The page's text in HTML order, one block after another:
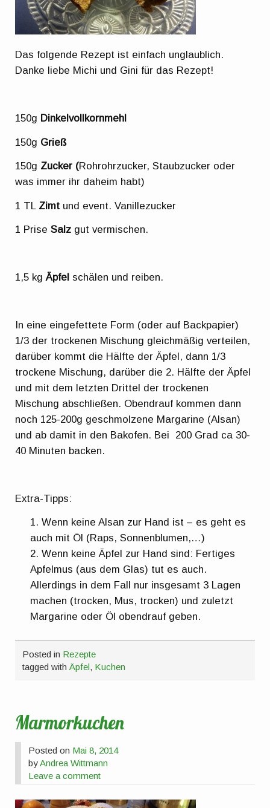
Das folgende Rezept ist einfach unglaublich.
Danke liebe Michi und Gini für das Rezept!
150g Dinkelvollkornmehl
150g Grieß
150g Zucker (Rohrohrzucker, Staubzucker oder
was immer ihr daheim habt)
1 TL Zimt und event. Vanillezucker
1 PriseSalz gut vermischen.
1,5 kg Äpfel schälen und reiben.
In eine eingefettete Form (oder auf Backpapier)
1/3 der trockenen Mischung gleichmäßig verteilen,
darüber kommt die Hälfte der Äpfel, dann 1/3
trockene Mischung, darüber die 2. Hälfte der Äpfel
und mit dem letzten Drittel der trockenen
Mischung abschließen. Obendrauf kommen dann
noch 125-200g geschmolzene Margarine (Alsan)
und ab damit in den Bakofen. Bei 200 Grad ca 30-
40 Minuten backen.
Extra-Tipps:
Wenn keine Alsan zur Hand ist – es geht es
auch mit Öl (Raps, Sonnenblumen,…)
Wenn keine Äpfel zur Hand sind: Fertiges
Apfelmus (aus dem Glas) tut es auch.
Allerdings in dem Fall nur insgesamt 3 Lagen
machen (trocken, Mus, trocken) und zuletzt
Margarine oder Öl obendrauf geben.
Posted in Rezepte
tagged withÄpfel, Kuchen
Marmorkuchen
Posted on Mai 8, 2014
byAndrea Wittmann
Leave a comment